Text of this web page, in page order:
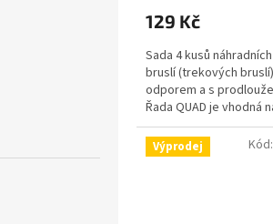
129 Kč
Sada 4 kusů
bruslí (trekových
odporem a s
Řada QUAD je vhodná
jemnější povrchy.
Výprodej Kód: